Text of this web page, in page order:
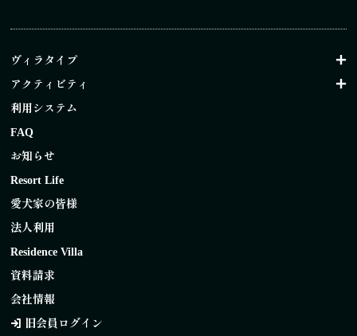
ヴィラタイプ
アクティビティ
利用システム
FAQ
お知らせ
Resort Life
愛犬家の皆様
法人利用
Residence Villa
資料請求
会社情報
旧会員ログイン